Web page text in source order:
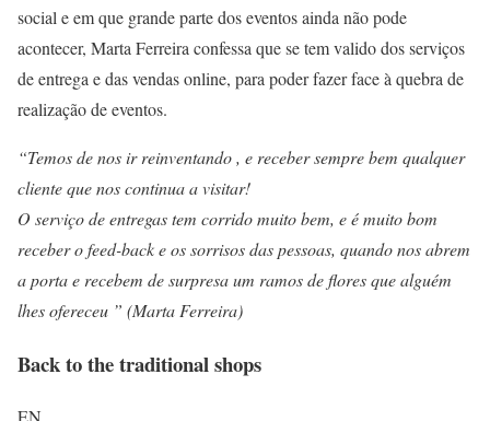
social e em que grande parte dos eventos ainda não pode
acontecer, Marta Ferreira confessa que se tem valido dos serviços
de entrega e das vendas online, para poder fazer face à quebra de
realização de eventos.
“Temos de nos ir reinventando , e receber sempre bem qualquer
cliente que nos continua a visitar!
O serviço de entregas tem corrido muito bem, e é muito bom
receber o feed-back e os sorrisos das pessoas, quando nos abrem
a porta e recebem de surpresa um ramos de flores que alguém
lhes ofereceu ” (Marta Ferreira)
Back to the traditional shops